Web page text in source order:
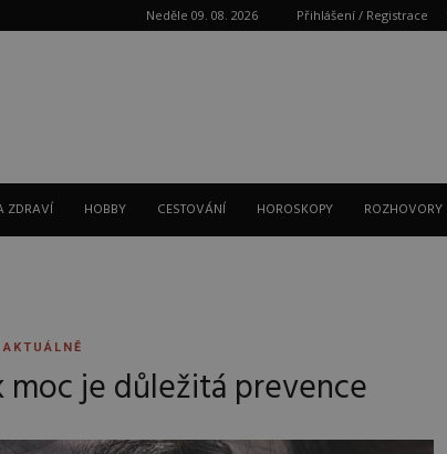
Neděle 09. 08. 2026 Přihlášení / Registrace
ZDRAVÍ HOBBY CESTOVÁNÍ HOROSKOPY ROZHOVORY
AKTUÁLNĚ
moc je důležitá prevence